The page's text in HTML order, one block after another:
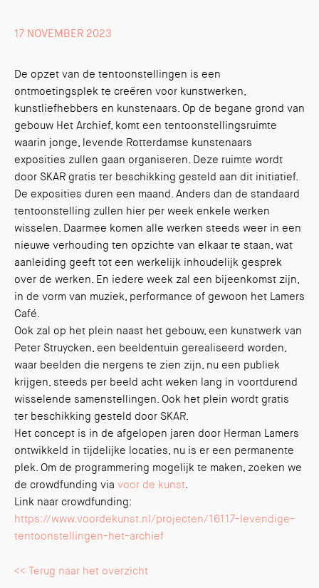
17 NOVEMBER 2023
De opzet van de tentoonstellingen is een
ontmoetingsplek te creëren voor kunstwerken,
kunstliefhebbers en kunstenaars. Op de begane grond van
gebouw Het Archief, komt een tentoonstellingsruimte
waarin jonge, levende Rotterdamse kunstenaars
exposities zullen gaan organiseren. Deze ruimte wordt
door SKAR gratis ter beschikking gesteld aan dit initiatief.
De exposities duren een maand. Anders dan de standaard
tentoonstelling zullen hier per week enkele werken
wisselen. Daarmee komen alle werken steeds weer in een
nieuwe verhouding ten opzichte van elkaar te staan, wat
aanleiding geeft tot een werkelijk inhoudelijk gesprek
over de werken. En iedere week zal een bijeenkomst zijn,
in de vorm van muziek, performance of gewoon het Lamers
Café.
Ook zal op het plein naast het gebouw, een kunstwerk van
Peter Struycken, een beeldentuin gerealiseerd worden,
waar beelden die nergens te zien zijn, nu een publiek
krijgen, steeds per beeld acht weken lang in voortdurend
wisselende samenstellingen. Ook het plein wordt gratis
ter beschikking gesteld door SKAR.
Het concept is in de afgelopen jaren door Herman Lamers
ontwikkeld in tijdelijke locaties, nu is er een permanente
plek. Om de programmering mogelijk te maken, zoeken we
de crowdfunding via voor de kunst.
Link naar crowdfunding:
https://www.voordekunst.nl/projecten/16117-levendige-
tentoonstellingen-het-archief
<< Terug naar het overzicht